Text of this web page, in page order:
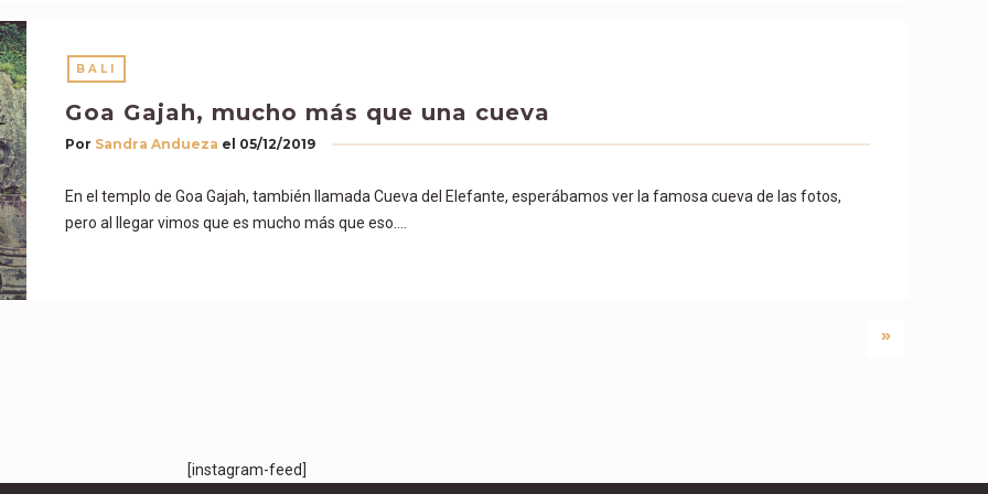
BALI
Goa Gajah, mucho más que una cueva
Por Sandra Andueza el 05/12/2019
En el templo de Goa Gajah, también llamada Cueva del Elefante, esperábamos ver la famosa cueva de las fotos,
pero al llegar vimos que es mucho más que eso….
»
[instagram-feed]